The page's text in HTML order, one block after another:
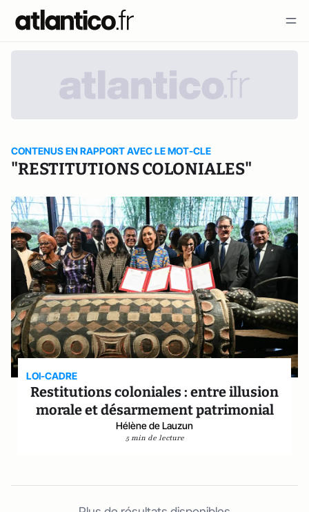
CONTENUS EN RAPPORT AVEC LE MOT-CLE
"RESTITUTIONS COLONIALES"
LOI-CADRE
Restitutions coloniales : entre illusion
morale et désarmement patrimonial
Hélène de Lauzun
5 min de lecture